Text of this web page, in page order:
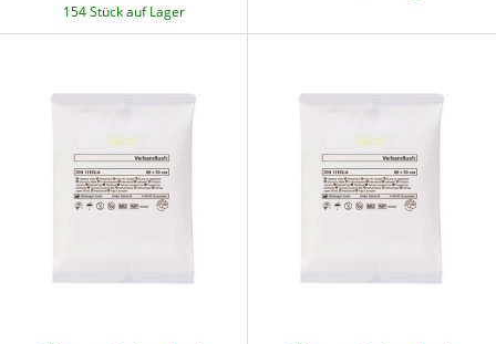
154 Stück auf Lager